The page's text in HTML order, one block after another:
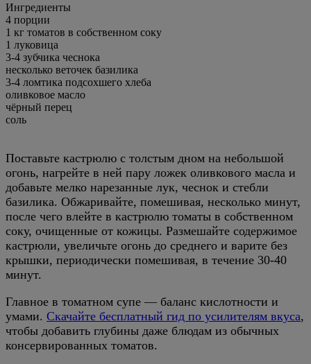
Ингредиенты
4 порции
1 кг томатов в собственном соку
1 луковица
3-4 зубчика чеснока
несколько веточек базилика
3-4 ломтика подсохшего хлеба
оливковое масло
чёрный перец
соль
Поставьте кастрюлю с толстым дном на небольшой
огонь, нагрейте в ней пару ложек оливкового масла и
добавьте мелко нарезанные лук, чеснок и стебли
базилика. Обжаривайте, помешивая, несколько минут,
после чего влейте в кастрюлю томаты в собственном
соку, очищенные от кожицы. Размешайте содержимое
кастрюли, увеличьте огонь до среднего и варите без
крышки, периодически помешивая, в течение 30-40
минут.
Главное в томатном супе — баланс кислотности и
умами. Скачайте бесплатный гид по усилителям вкуса,
чтобы добавить глубины даже блюдам из обычных
консервированных томатов.